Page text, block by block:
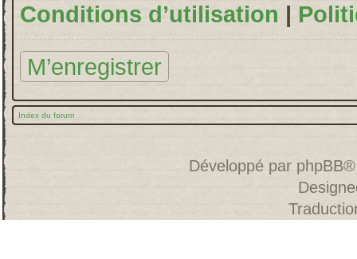
Conditions d’utilisation |
M’enregistrer
Index du forum
Développé par phpBB®